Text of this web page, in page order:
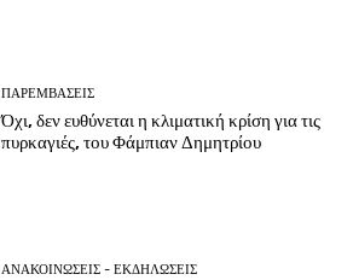
ΠΑΡΕΜΒΑΣΕΙΣ
Όχι, δεν ευθύνεται η κλιματική κρίση για τις
πυρκαγιές, του Φάμπιαν Δημητρίου
ΑΝΑΚΟΙΝΩΣΕΙΣ - ΕΚΔΗΛΩΣΕΙΣ